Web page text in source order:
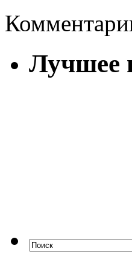
Лучшее